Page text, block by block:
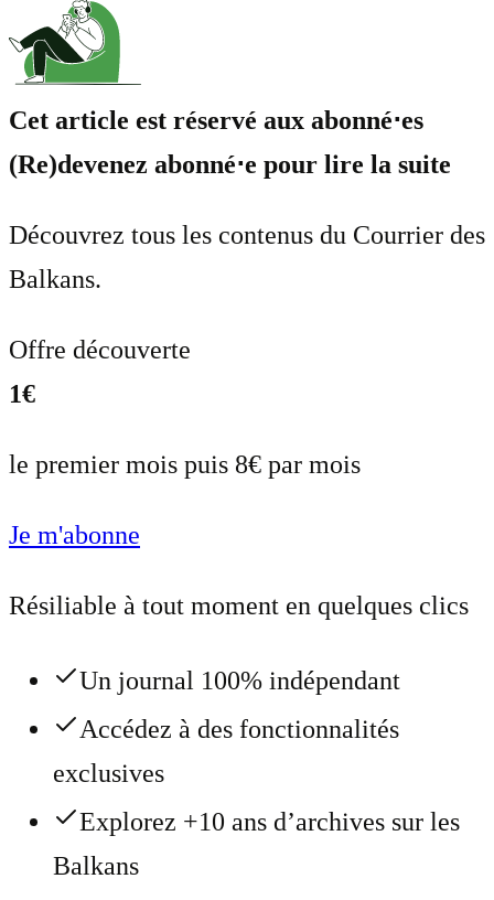
Cet article est réservé aux abonné⋅es
(Re)devenez abonné⋅e pour lire la suite
Découvrez tous les contenus du Courrier des
Balkans.
Offre découverte
1€
le premier mois puis 8€ par mois
Je m'abonne
Résiliable à tout moment en quelques clics
Un journal 100% indépendant
Accédez à des fonctionnalités
exclusives
Explorez +10 ans d’archives sur les
Balkans